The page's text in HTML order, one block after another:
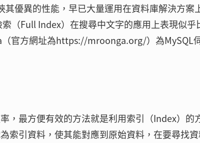
優異的性能，早已大量運用在資料庫解決方案
（Full Index）在搜尋中文字的應用上表現似乎
官方網址為https://mroonga.org/）為MySQL
，最方便有效的方法就是利用索引（Index）的
索引資料，使其能對應到原始資料，在要尋找